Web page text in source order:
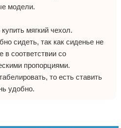
модели.
мягкий чехол.
сидеть, так как сиденье не
в соответствии со
пропорциями.
то есть ставить
удобно.